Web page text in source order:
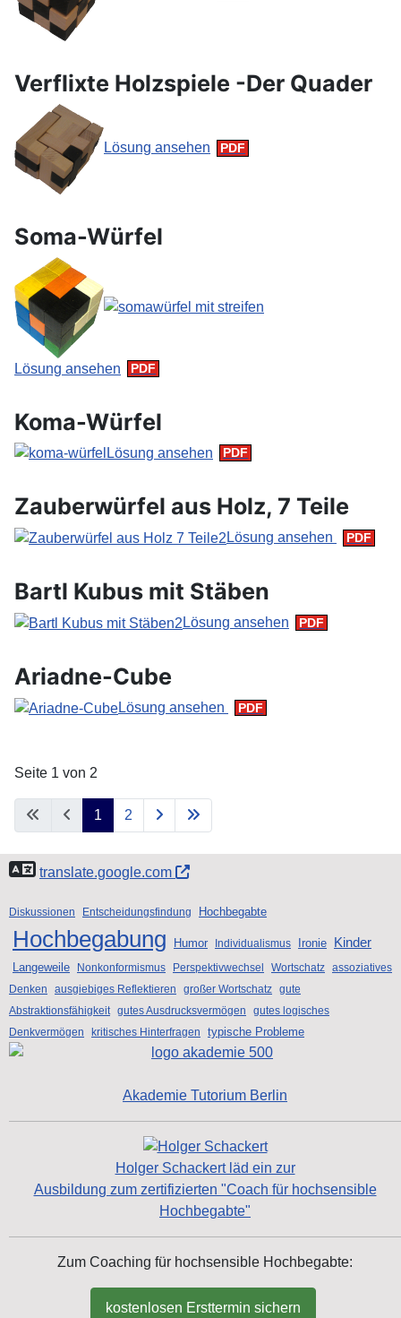
Verflixte Holzspiele -Der Quader
Lösung ansehen
Soma-Würfel
Lösung ansehen
Koma-Würfel
Lösung ansehen
Zauberwürfel aus Holz, 7 Teile
Lösung ansehen
Bartl Kubus mit Stäben
Lösung ansehen
Ariadne-Cube
Lösung ansehen
Seite 1 von 2
1 2
translate.google.com
Diskussionen Entscheidungsfindung Hochbegabte
Hochbegabung Humor Individualismus Ironie Kinder
Langeweile Nonkonformismus Perspektivwechsel Wortschatz assoziatives
Denken
ausgiebiges Reflektieren großer Wortschatz gute
Abstraktionsfähigkeit gutes Ausdrucksvermögen
gutes logisches
Denkvermögen
kritisches Hinterfragen typische Probleme
Akademie Tutorium Berlin
Holger Schackert läd ein zur
Ausbildung zum zertifizierten "Coach für hochsensible
Hochbegabte"
Zum Coaching für hochsensible Hochbegabte:
kostenlosen Ersttermin sichern